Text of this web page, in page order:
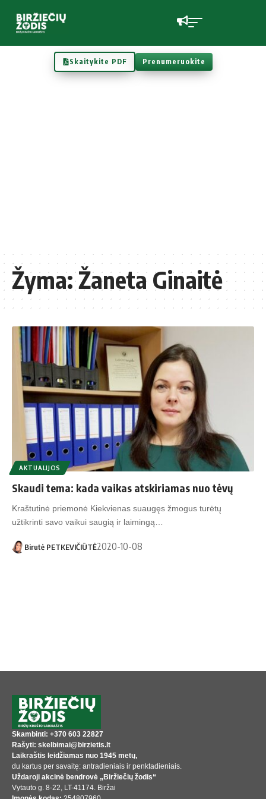
Skaitykite PDF Prenumeruokite
Žyma:Žaneta Ginaitė
AKTUALIJOS
Skaudi tema: kada vaikas atskiriamas nuo tėvų
Kraštutinė priemonė Kiekvienas suaugęs žmogus turėtų
užtikrinti savo vaikui saugią ir laimingą…
Birutė PETKEVIČIŪTĖ2020-10-08
Skambinti: +370 603 22827
Rašyti: skelbimai@birzietis.lt
Laikraštis leidžiamas nuo 1945 metų,
du kartus per savaitę: antradieniais ir penktadieniais.
Uždaroji akcinė bendrovė „Biržiečių žodis“
Vytauto g. 8-22, LT-41174. Biržai